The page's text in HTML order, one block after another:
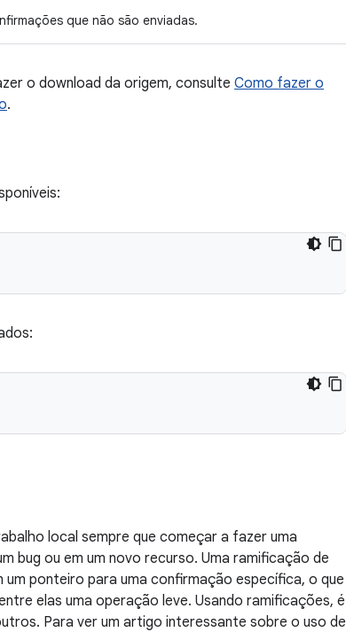
que não são enviadas.
o download da origem, consulte Como fazer o
.
local sempre que começar a fazer uma
bug ou em um novo recurso. Uma ramificação de
um ponteiro para uma confirmação específica, o que
elas uma operação leve. Usando ramificações, é
Para ver um artigo interessante sobre o uso de